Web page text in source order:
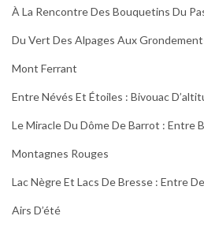
À La Rencontre Des Bouquetins Du
Du Vert Des Alpages Aux
Mont Ferrant
Entre Névés Et Étoiles : Bivouac
Le Miracle Du Dôme De Barrot : Entre
Montagnes Rouges
Lac Nègre Et Lacs De Bresse : Entre
Airs D’été